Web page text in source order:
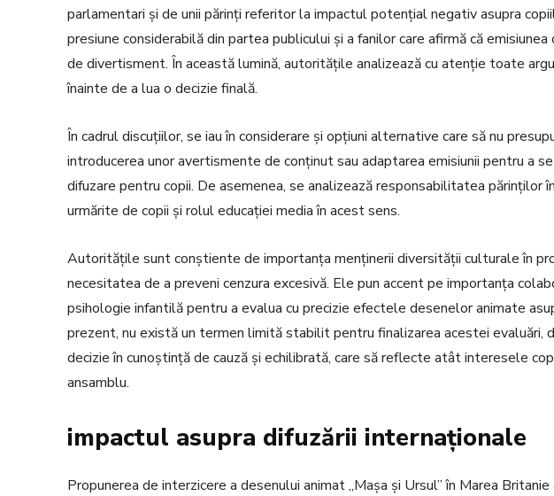
parlamentari și de unii părinți referitor la impactul potențial negativ asupra
presiune considerabilă din partea publicului și a fanilor care afirmă că
de divertisment. În această lumină, autoritățile analizează cu atenție toate
înainte de a lua o decizie finală.
În cadrul discuțiilor, se iau în considerare și opțiuni alternative care să nu
introducerea unor avertismente de conținut sau adaptarea emisiunii pentru a
difuzare pentru copii. De asemenea, se analizează responsabilitatea părinților
urmărite de copii și rolul educației media în acest sens.
Autoritățile sunt conștiente de importanța menținerii diversității culturale în
necesitatea de a preveni cenzura excesivă. Ele pun accent pe importanța
psihologie infantilă pentru a evalua cu precizie efectele desenelor animate
prezent, nu există un termen limită stabilit pentru finalizarea acestei evaluări,
decizie în cunoștință de cauză și echilibrată, care să reflecte atât interesele
ansamblu.
impactul asupra difuzării internaționale
Propunerea de interzicere a desenului animat „Mașa și Ursul” în Marea